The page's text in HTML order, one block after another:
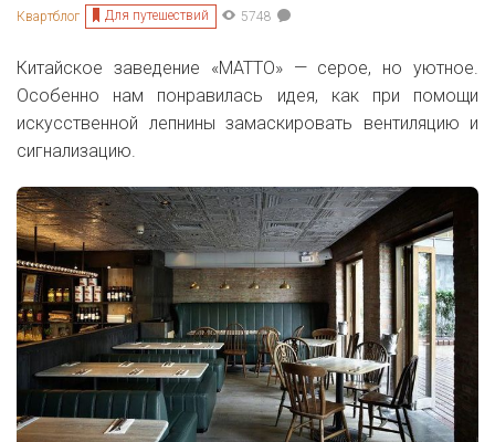
Квартблог Для путешествий 5748
Китайское заведение «MATTO» — серое, но уютное.
Особенно нам понравилась идея, как при помощи
искусственной лепнины замаскировать вентиляцию и
сигнализацию.